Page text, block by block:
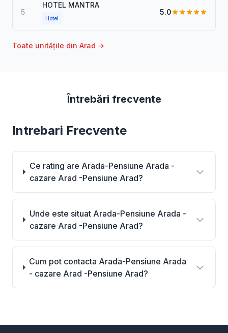
5
HOTEL MANTRA
Hotel
5.0
Toate unitățile din Arad →
Întrebări frecvente
Intrebari Frecvente
Ce rating are Arada-Pensiune Arada -
cazare Arad -Pensiune Arad?
Unde este situat Arada-Pensiune Arada -
cazare Arad -Pensiune Arad?
Cum pot contacta Arada-Pensiune Arada
- cazare Arad -Pensiune Arad?